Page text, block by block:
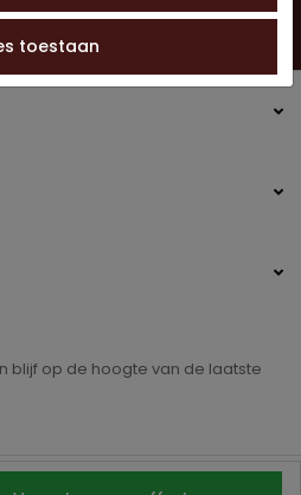
Neem contact op
blijf op de hoogte van de laatste
Privacybeleid
toestaan